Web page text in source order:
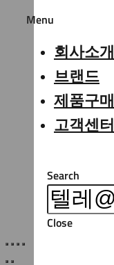
Menu
회사소개
브랜드
제품구매
고객센터
Search
Close